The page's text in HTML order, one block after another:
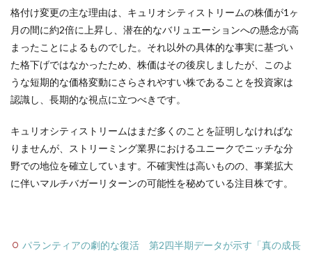
格付け変更の主な理由は、キュリオシティストリームの株価が1ヶ
月の間に約2倍に上昇し、潜在的なバリュエーションへの懸念が高
まったことによるものでした。それ以外の具体的な事実に基づい
た格下げではなかったため、株価はその後戻しましたが、このよ
うな短期的な価格変動にさらされやすい株であることを投資家は
認識し、長期的な視点に立つべきです。
キュリオシティストリームはまだ多くのことを証明しなければな
りませんが、ストリーミング業界におけるユニークでニッチな分
野での地位を確立しています。不確実性は高いものの、事業拡大
に伴いマルチバガーリターンの可能性を秘めている注目株です。
パランティアの劇的な復活 第2四半期データが示す「真の成長